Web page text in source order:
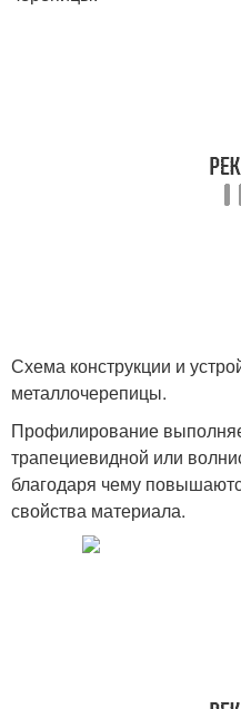
Схема конструкции и
металлочерепицы.
Профилирование
трапециевидной или
благодаря чему
свойства материала.